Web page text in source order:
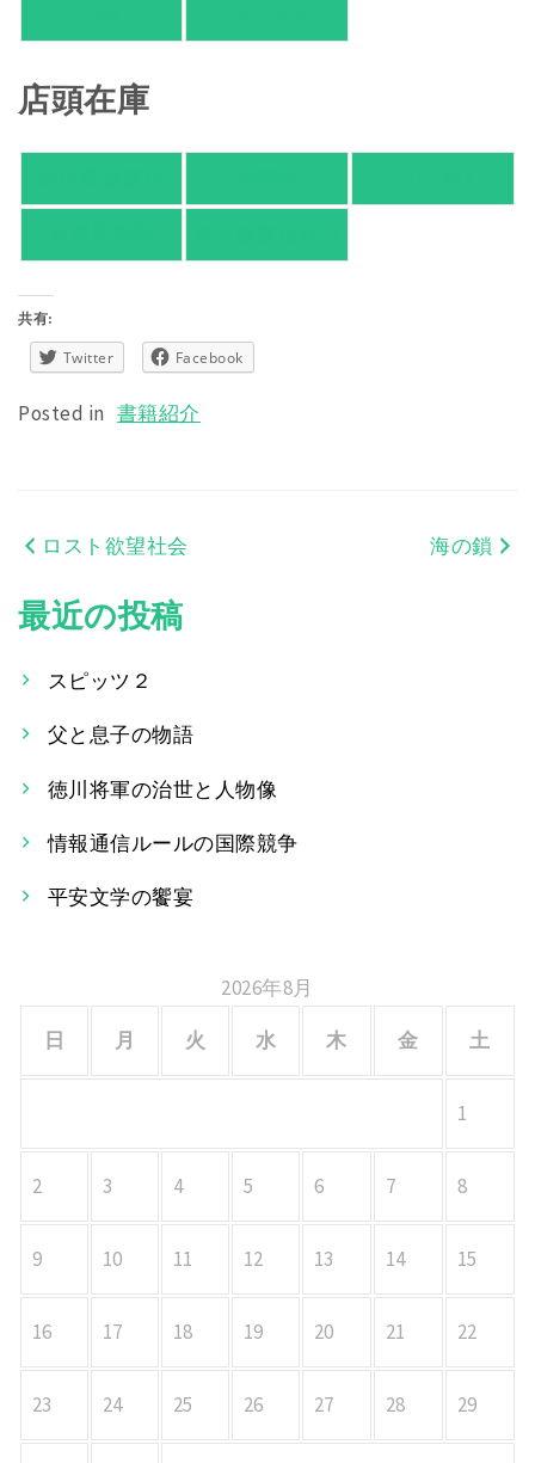
店頭在庫
共有:
Twitter Facebook
Posted in 書籍紹介
投
稿
ビ
ゲ
ー
シ
ョ
ロスト欲望社会 海の鎖
最近の投稿
スピッツ２
父と息子の物語
徳川将軍の治世と人物像
情報通信ルールの国際競争
平安文学の饗宴
2026年8月
日
月 火 水 木 金 土
1
2 3 4 5 6 7 8
9 10 11 12 13 14 15
16 17 18 19 20 21 22
23 24 25 26 27 28 29